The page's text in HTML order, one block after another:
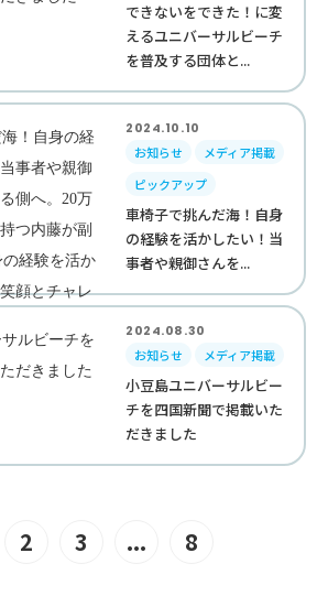
できないをできた！に変
えるユニバーサルビーチ
を普及する団体と...
2024.10.10
お知らせ
メディア掲載
ピックアップ
車椅子で挑んだ海！自身
の経験を活かしたい！当
事者や親御さんを...
2024.08.30
お知らせ
メディア掲載
小豆島ユニバーサルビー
チを四国新聞で掲載いた
だきました
2 3 ... 8